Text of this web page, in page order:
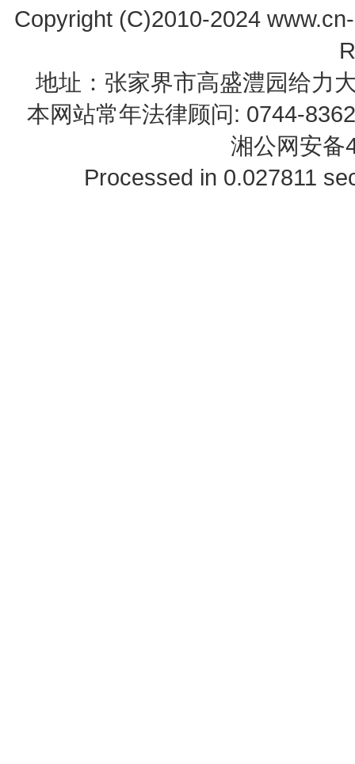
Copyright (C)2010-2024
地址：张家界市高盛澧园给力
本网站常年法律顾问: 0744-
湘公网安备
Processed in 0.027811